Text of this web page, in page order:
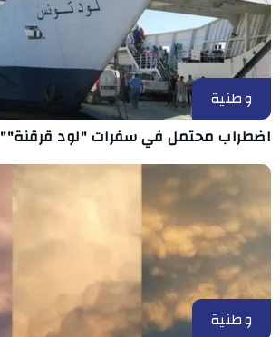
وطنية
اضطراب محتمل في سفرات "لود قرقنة""
وطنية